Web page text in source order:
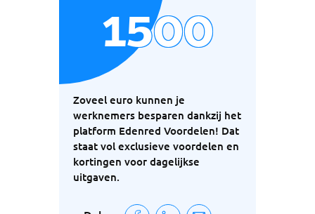
1500
Zoveel euro kunnen je
werknemers besparen dankzij het
platform Edenred Voordelen! Dat
staat vol exclusieve voordelen en
kortingen voor dagelijkse
uitgaven.